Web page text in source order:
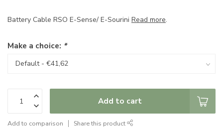
Battery Cable RSO E-Sense/ E-Sourini Read more.
Make a choice: *
Add to cart
Add to comparison Share this product